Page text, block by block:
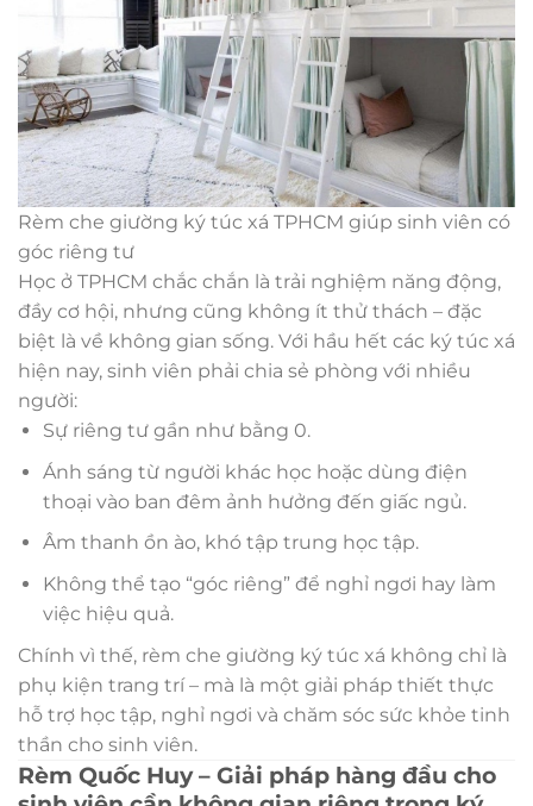
Rèm che giường ký túc xá TPHCM giúp sinh viên có
góc riêng tư
Học ở TPHCM chắc chắn là trải nghiệm năng động,
đầy cơ hội, nhưng cũng không ít thử thách – đặc
biệt là về không gian sống. Với hầu hết các ký túc xá
hiện nay, sinh viên phải chia sẻ phòng với nhiều
người:
Sự riêng tư gần như bằng 0.
Ánh sáng từ người khác học hoặc dùng điện
thoại vào ban đêm ảnh hưởng đến giấc ngủ.
Âm thanh ồn ào, khó tập trung học tập.
Không thể tạo “góc riêng” để nghỉ ngơi hay làm
việc hiệu quả.
Chính vì thế, rèm che giường ký túc xá không chỉ là
phụ kiện trang trí – mà là một giải pháp thiết thực
hỗ trợ học tập, nghỉ ngơi và chăm sóc sức khỏe tinh
thần cho sinh viên.
Rèm Quốc Huy – Giải pháp hàng đầu cho